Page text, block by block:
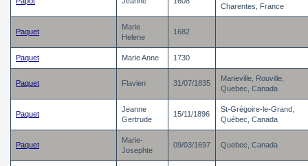
Charentes, France
Paquet
Marie
Helene
1682
Paquet Marie Anne 1730
Paquet Flavien 31/07/1835
Marieville, Rouville,
Quebec, Canada
Paquet
Jeanne
Gertrude
15/11/1896
St-Grégoire-le-Grand,
Québec, Canada
Paquet
Marie-
Josephte
09/03/1697 Quebec, Canada